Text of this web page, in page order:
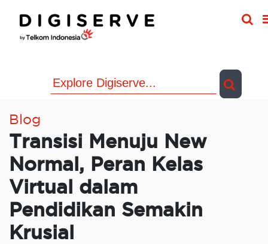
content
Blog
Transisi Menuju New
Normal, Peran Kelas
Virtual dalam
Pendidikan Semakin
Krusial